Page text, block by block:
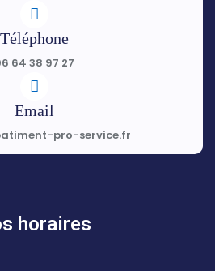
Téléphone
64 38 97 27
Email
pro-service.fr
horaires